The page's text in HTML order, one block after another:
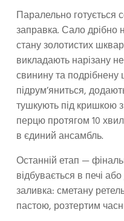
Паралельно готується
заправка. Сало дрібно
стану золотистих
викладають нарізану
свинину та
підрум’яниться,
тушкують під кришкою
перцю протягом 10
в єдиний ансамбль.
Останній етап —
відбувається в печі
заливка: сметану
пастою, розтертим